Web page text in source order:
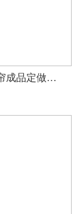
雪尼尔窗帘成品定做卧室客厅阳台隔断现代简约条纹窗纱帘 浅咖啡 6.0(宽)*2.7(高)一块挂钩